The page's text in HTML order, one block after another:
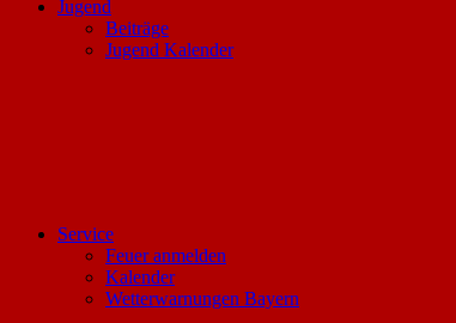
Jugend
Beiträge
Jugend Kalender
Service
Feuer anmelden
Kalender
Wetterwarnungen Bayern